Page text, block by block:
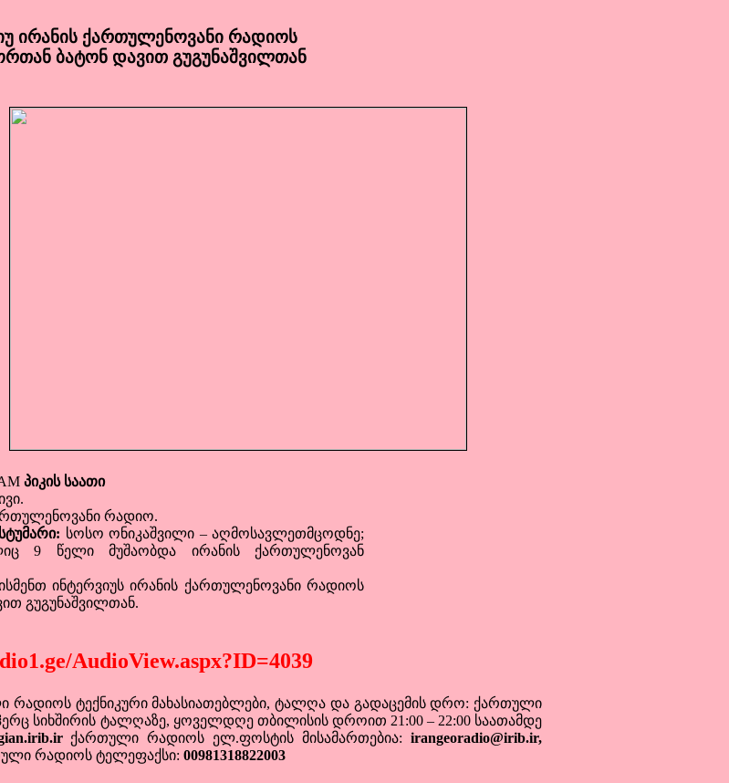
ირანის ქართულენოვანი რადიოს
ბატონ დავით გუგუნაშვილთან
პიკის საათი
რადიო.
სოსო ონიკაშვილი – აღმოსავლეთმცოდნე;
9 წელი მუშაობდა ირანის ქართულენოვან
ინტერვიუს ირანის ქართულენოვანი რადიოს
გუგუნაშვილთან.
AudioView.aspx?ID=4039
ტექნიკური მახასიათებლები, ტალღა და გადაცემის დრო: ქართული
სიხშირის ტალღაზე, ყოველდღე თბილისის დროით 21:00 – 22:00 საათამდე
ქართული რადიოს ელ.ფოსტის მისამართებია:irangeoradio@irib.ir,
რადიოს ტელეფაქსი: 00981318822003